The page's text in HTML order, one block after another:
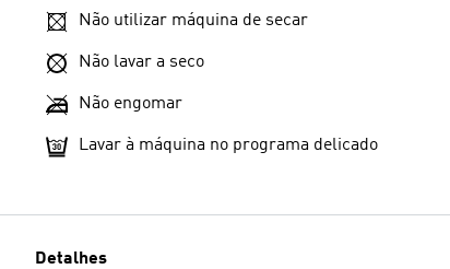
Não utilizar máquina de secar
Não lavar a seco
Não engomar
Lavar à máquina no programa delicado
Detalhes